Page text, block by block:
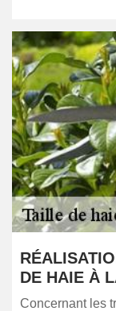
DE HAIE À
Concernant les